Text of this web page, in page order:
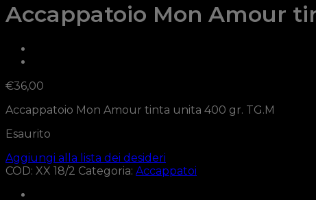
Accappatoio Mon Amour
€36,00
Accappatoio Mon Amour tinta unita 400 gr. TG.M
Esaurito
Aggiungi alla lista dei desideri
COD: XX 18/2 Categoria: Accappatoi